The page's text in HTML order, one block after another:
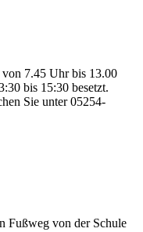
von 7.45 Uhr bis 13.00
bis 15:30 besetzt.
Sie unter 05254-
Fußweg von der Schule